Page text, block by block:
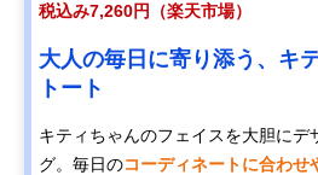
税込み7,260円（楽天市場）
大人の毎日に寄り添う、キ
トート
キティちゃんのフェイスを大胆にデ
グ。毎日のコーディネートに合わ